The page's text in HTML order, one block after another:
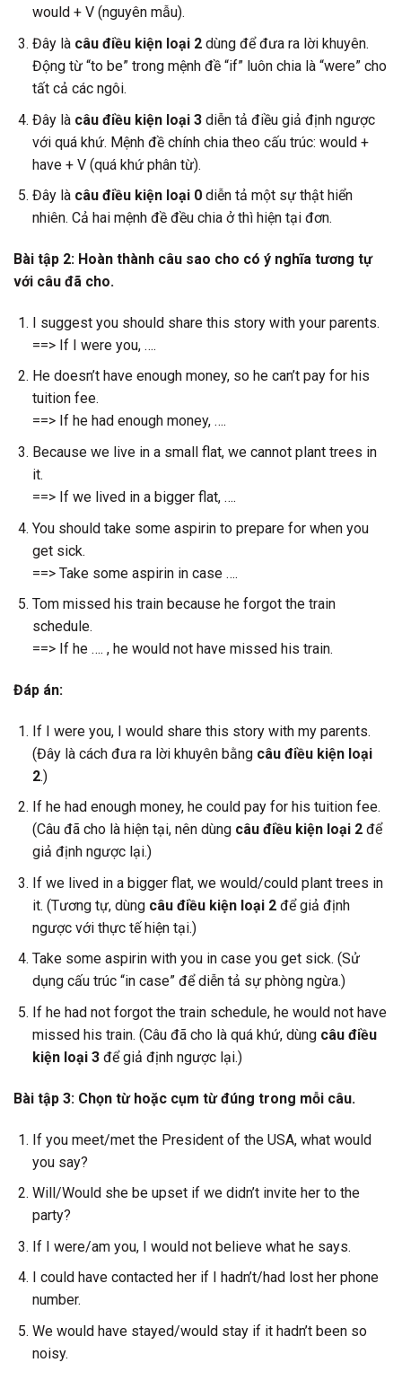
would + V (nguyên mẫu).
Đây là câu điều kiện loại 2dùng để đưa ra lời khuyên.
Động từ “to be” trong mệnh đề “if” luôn chia là “were” cho
tất cả các ngôi.
Đây là câu điều kiện loại 3diễn tả điều giả định ngược
với quá khứ. Mệnh đề chính chia theo cấu trúc: would +
have + V (quá khứ phân từ).
Đây là câu điều kiện loại 0diễn tả một sự thật hiển
nhiên. Cả hai mệnh đề đều chia ở thì hiện tại đơn.
Bài tập 2: Hoàn thành câu sao cho có ý nghĩa tương tự
với câu đã cho.
I suggest you should share this story with your parents.
==> If I were you, ….
He doesn’t have enough money, so he can’t pay for his
tuition fee.
==> If he had enough money, ….
Because we live in a small flat, we cannot plant trees in
it.
==> If we lived in a bigger flat, ….
You should take some aspirin to prepare for when you
get sick.
==> Take some aspirin in case ….
Tom missed his train because he forgot the train
schedule.
==> If he …. , he would not have missed his train.
Đáp án:
If I were you, I would share this story with my parents.
(Đây là cách đưa ra lời khuyên bằng câu điều kiện loại
2.)
If he had enough money, he could pay for his tuition fee.
(Câu đã cho là hiện tại, nên dùng câu điều kiện loại 2để
giả định ngược lại.)
If we lived in a bigger flat, we would/could plant trees in
it. (Tương tự, dùng câu điều kiện loại 2để giả định
ngược với thực tế hiện tại.)
Take some aspirin with you in case you get sick. (Sử
dụng cấu trúc “in case” để diễn tả sự phòng ngừa.)
If he had not forgot the train schedule, he would not have
missed his train. (Câu đã cho là quá khứ, dùng câu điều
kiện loại 3để giả định ngược lại.)
Bài tập 3: Chọn từ hoặc cụm từ đúng trong mỗi câu.
If you meet/met the President of the USA, what would
you say?
Will/Would she be upset if we didn’t invite her to the
party?
If I were/am you, I would not believe what he says.
I could have contacted her if I hadn’t/had lost her phone
number.
We would have stayed/would stay if it hadn’t been so
noisy.